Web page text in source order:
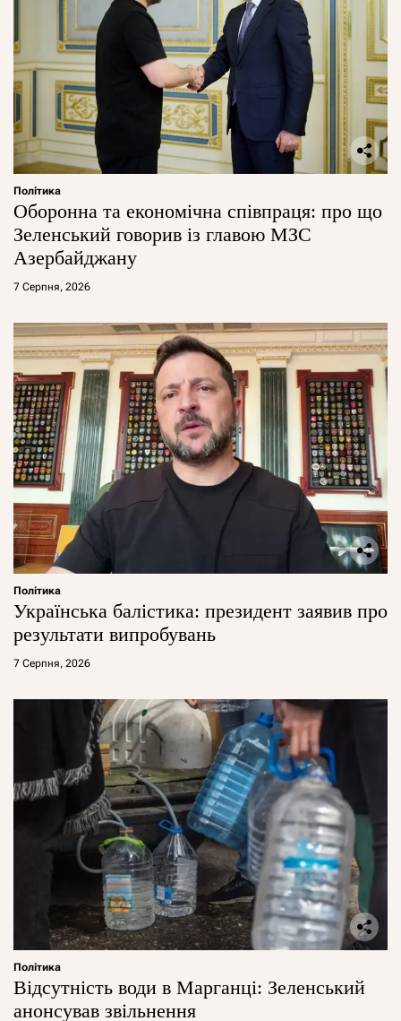
Політика
Оборонна та економічна співпраця: про що
Зеленський говорив із главою МЗС
Азербайджану
7 Серпня, 2026
Політика
Українська балістика: президент заявив про
результати випробувань
7 Серпня, 2026
Політика
Відсутність води в Марганці: Зеленський
анонсував звільнення